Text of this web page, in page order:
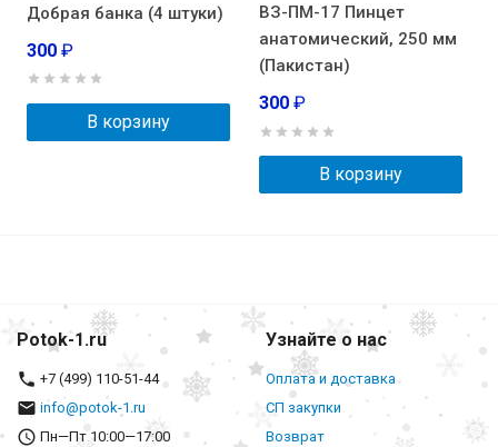
Добрая банка (4 штуки)
300 ₽
В корзину
ВЗ-ПМ-17 Пинцет
анатомический, 250 мм
(Пакистан)
300 ₽
В корзину
Potok-1.ru
+7 (499) 110-51-44
info@potok-1.ru
Пн—Пт 10:00—17:00
Узнайте о нас
Оплата и доставка
СП закупки
Возврат